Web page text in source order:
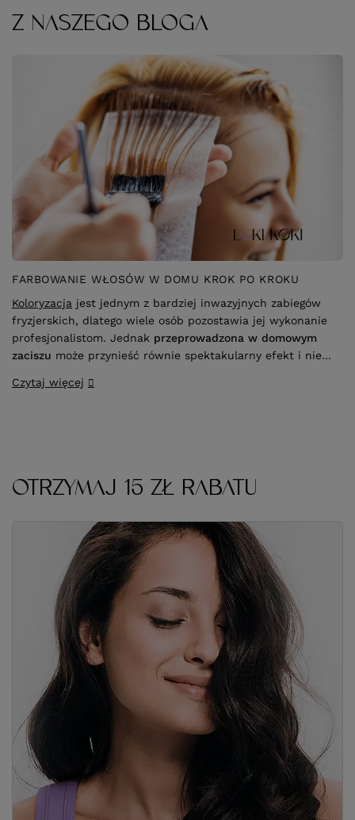
Z NASZEGO BLOGA
FARBOWANIE WŁOSÓW W DOMU KROK PO KROKU
Koloryzacja jest jednym z bardziej inwazyjnych zabiegów
fryzjerskich, dlatego wiele osób pozostawia jej wykonanie
profesjonalistom. Jednak przeprowadzona w domowym
zaciszu może przynieść równie spektakularny efekt i nie
sukcesu jest stosowanie się do wskazówek ekspertów
Czytaj więcej
OTRZYMAJ 15 ZŁ RABATU